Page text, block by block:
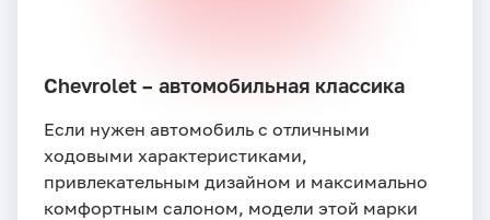
Chevrolet – автомобильная классика
Если нужен автомобиль с отличными
ходовыми характеристиками,
привлекательным дизайном и максимально
комфортным салоном, модели этой марки